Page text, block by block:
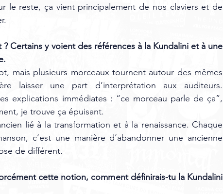
le reste, ça vient principalement de nos claviers et de
Certains y voient des références à la Kundalini et à une
mais plusieurs morceaux tournent autour des mêmes
laisser une part d’interprétation aux auditeurs.
explications immédiates : “ce morceau parle de ça”,
je trouve ça épuisant.
lié à la transformation et à la renaissance. Chaque
c’est une manière d’abandonner une ancienne
de différent.
cette notion, comment définirais-tu la Kundalini